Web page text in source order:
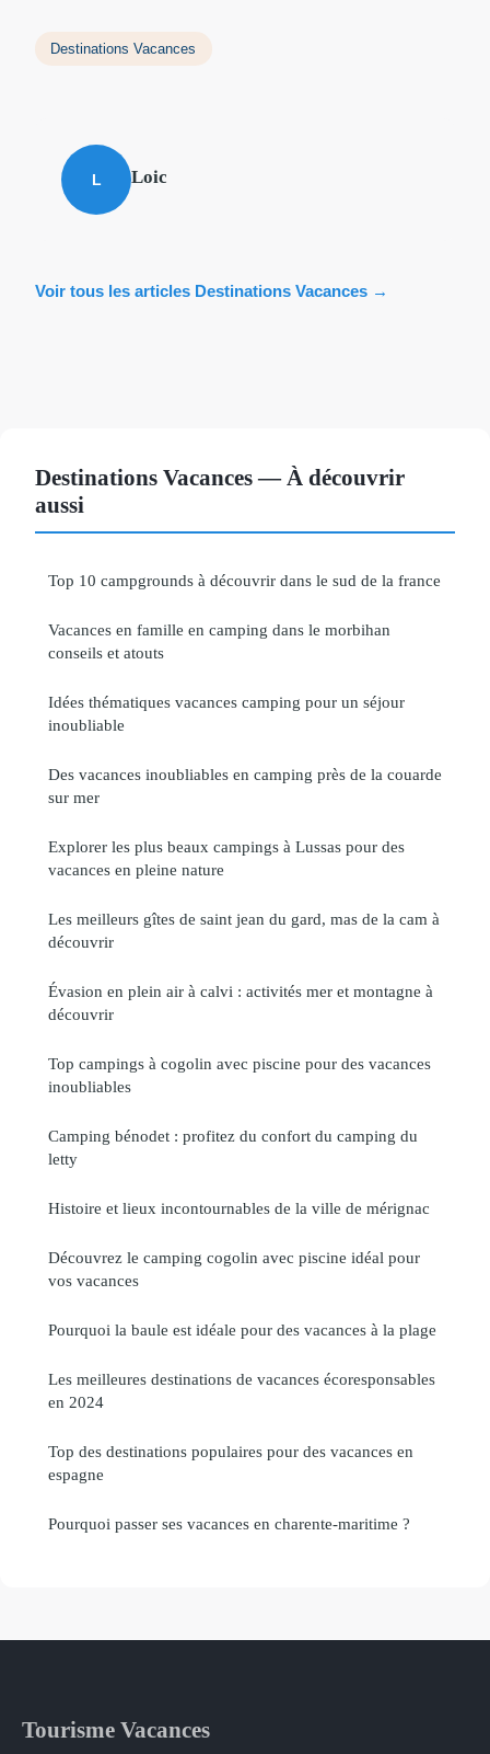
Destinations Vacances
L Loic
Voir tous les articles Destinations Vacances →
Destinations Vacances — À découvrir
aussi
Top 10 campgrounds à découvrir dans le sud de la france
Vacances en famille en camping dans le morbihan
conseils et atouts
Idées thématiques vacances camping pour un séjour
inoubliable
Des vacances inoubliables en camping près de la couarde
sur mer
Explorer les plus beaux campings à Lussas pour des
vacances en pleine nature
Les meilleurs gîtes de saint jean du gard, mas de la cam à
découvrir
Évasion en plein air à calvi : activités mer et montagne à
découvrir
Top campings à cogolin avec piscine pour des vacances
inoubliables
Camping bénodet : profitez du confort du camping du
letty
Histoire et lieux incontournables de la ville de mérignac
Découvrez le camping cogolin avec piscine idéal pour
vos vacances
Pourquoi la baule est idéale pour des vacances à la plage
Les meilleures destinations de vacances écoresponsables
en 2024
Top des destinations populaires pour des vacances en
espagne
Pourquoi passer ses vacances en charente-maritime ?
Tourisme Vacances